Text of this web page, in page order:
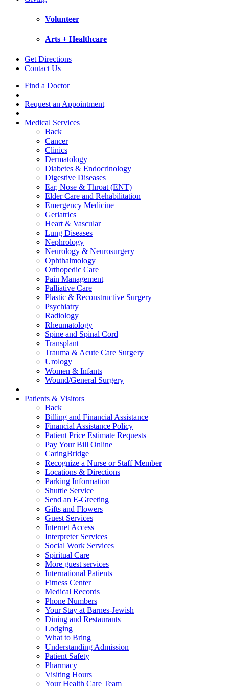
Volunteer
Arts + Healthcare
Get Directions
Contact Us
Find a Doctor
Request an Appointment
Medical Services
Back
Cancer
Clinics
Dermatology
Diabetes & Endocrinology
Digestive Diseases
Ear, Nose & Throat (ENT)
Elder Care and Rehabilitation
Emergency Medicine
Geriatrics
Heart & Vascular
Lung Diseases
Nephrology
Neurology & Neurosurgery
Ophthalmology
Orthopedic Care
Pain Management
Palliative Care
Plastic & Reconstructive Surgery
Psychiatry
Radiology
Rheumatology
Spine and Spinal Cord
Transplant
Trauma & Acute Care Surgery
Urology
Women & Infants
Wound/General Surgery
Patients & Visitors
Back
Billing and Financial Assistance
Financial Assistance Policy
Patient Price Estimate Requests
Pay Your Bill Online
CaringBridge
Recognize a Nurse or Staff Member
Locations & Directions
Parking Information
Shuttle Service
Send an E-Greeting
Gifts and Flowers
Guest Services
Internet Access
Interpreter Services
Social Work Services
Spiritual Care
More guest services
International Patients
Fitness Center
Medical Records
Phone Numbers
Your Stay at Barnes-Jewish
Dining and Restaurants
Lodging
What to Bring
Understanding Admission
Patient Safety
Pharmacy
Visiting Hours
Your Health Care Team